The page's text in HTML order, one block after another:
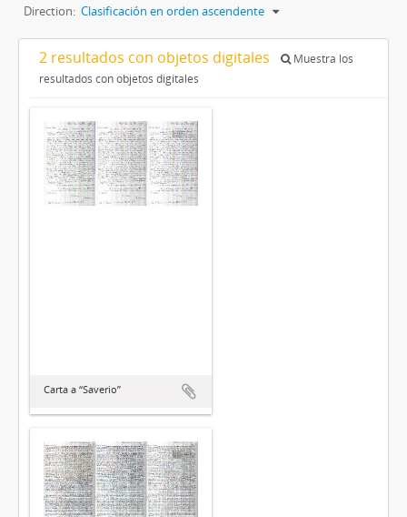
Direction: Clasificación en orden ascendente
2 resultados con objetos digitales
Muestra los
resultados con objetos digitales
Carta a “Saverio”